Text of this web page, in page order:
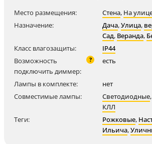
Место размещения: Стена, На
Назначение:
Дача,Улица,
Сад, Веранда,
Класс влагозащиты:
IP44
Возможность
подключить диммер:
? есть
Лампы в комплекте:
нет
Совместимые лампы:
Светодиодные,
КЛЛ
Теги:
Рожковые,
Ильича,